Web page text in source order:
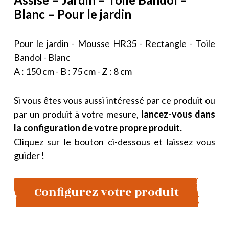
Blanc – Pour le jardin
Pour le jardin - Mousse HR35 - Rectangle - Toile
Bandol - Blanc
A : 150 cm - B : 75 cm - Z : 8 cm
Si vous êtes vous aussi intéressé par ce produit ou
par un produit à votre mesure, lancez-vous dans
la configuration de votre propre produit.
Cliquez sur le bouton ci-dessous et laissez vous
guider !
Configurez votre produit